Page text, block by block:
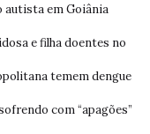
autista em Goiânia
e filha doentes no
temem dengue
com “apagões”